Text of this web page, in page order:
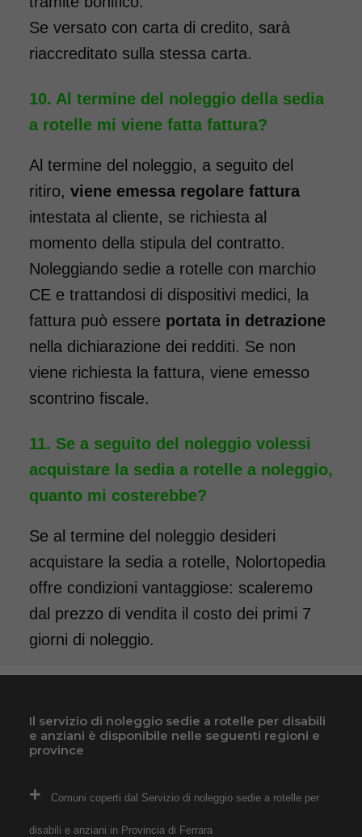
Noleggio sedia a rotelle seduta
46 cm TRANSITO con pedane
elevabili estraibili. Il noleggio
minimo è di 7 giorni a partire
da 76 euro. Consegniamo a
contattaci per maggiori
informazioni.
COSTO NOLEGGIO
da 76,01€
SCHEDA COMPLETA
Noleggio Carrozzina
pieghevole per bambini
Noleggio sedia a rotelle per
bambini con bracciolo
ribaltabile, schienale
giorni a 89 euro. Consegniamo
a domicilio in tutta Italia,
Se versato con carta di credito, sarà
riaccreditato sulla stessa carta.
Al termine del noleggio della sedia
a rotelle mi viene fatta fattura?
Al termine del noleggio, a seguito del
ritiro, viene emessa regolare fattura
intestata al cliente, se richiesta al
momento della stipula del contratto.
Noleggiando sedie a rotelle con marchio
CE e trattandosi di dispositivi medici, la
fattura può essere portata in detrazione
nella dichiarazione dei redditi. Se non
viene richiesta la fattura, viene emesso
scontrino fiscale.
Se a seguito del noleggio volessi
acquistare la sedia a rotelle a noleggio,
quanto mi costerebbe?
Se al termine del noleggio desideri
acquistare la sedia a rotelle, Nolortopedia
offre condizioni vantaggiose: scaleremo
dal prezzo di vendita il costo dei primi 7
giorni di noleggio.
Il servizio di noleggio sedie a rotelle per disabili
e anziani è disponibile nelle seguenti regioni e
province
Comuni coperti dal Servizio di noleggio sedie a rotelle per
disabili e anziani in Provincia di Ferrara